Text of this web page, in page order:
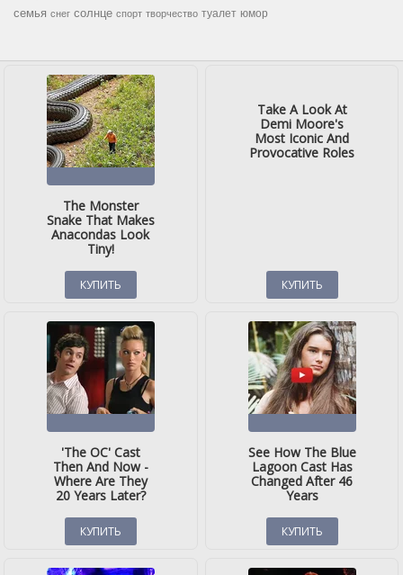
семья снег солнце спорт творчество туалет юмор